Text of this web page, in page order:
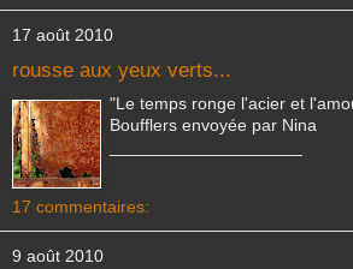
17 août 2010
rousse aux yeux verts...
"Le temps ronge l'acier et
Boufflers envoyée par Nina
17 commentaires:
9 août 2010